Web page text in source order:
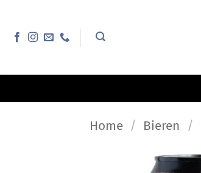
inhoud
Home / Bieren /